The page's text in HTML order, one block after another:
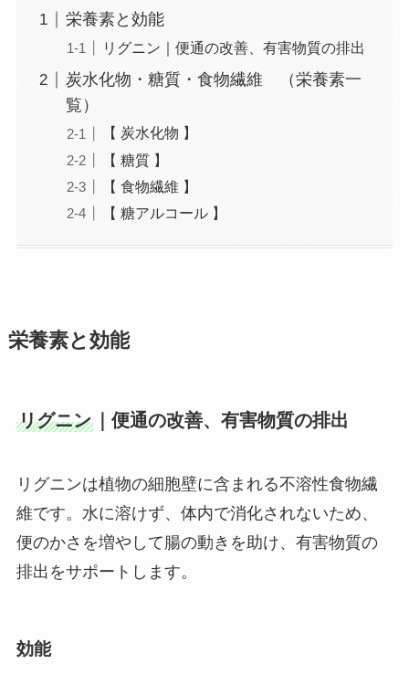
栄養素と効能
リグニン｜便通の改善、有害物質の排出
炭水化物・糖質・食物繊維 （栄養素一
覧）
【 炭水化物 】
【 糖質 】
【 食物繊維 】
【 糖アルコール 】
栄養素と効能
リグニン｜便通の改善、有害物質の排出
リグニンは植物の細胞壁に含まれる不溶性食物繊
維です。水に溶けず、体内で消化されないため、
便のかさを増やして腸の動きを助け、有害物質の
排出をサポートします。
効能